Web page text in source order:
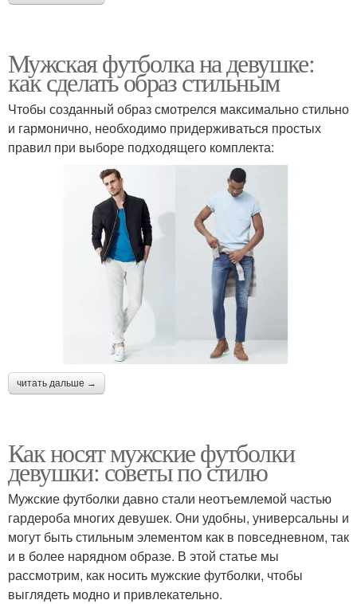
Мужская футболка на девушке:
как сделать образ стильным
Чтобы созданный образ смотрелся максимально стильно
и гармонично, необходимо придерживаться простых
правил при выборе подходящего комплекта:
читать дальше →
Как носят мужские футболки
девушки: советы по стилю
Мужские футболки давно стали неотъемлемой частью
гардероба многих девушек. Они удобны, универсальны и
могут быть стильным элементом как в повседневном, так
и в более нарядном образе. В этой статье мы
рассмотрим, как носить мужские футболки, чтобы
выглядеть модно и привлекательно.